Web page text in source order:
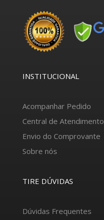
INSTITUCIONAL
Acompanhar Pedido
Central de Atendimento
Envio do Comprovante
Sobre nós
TIRE DÚVIDAS
Dúvidas Frequentes